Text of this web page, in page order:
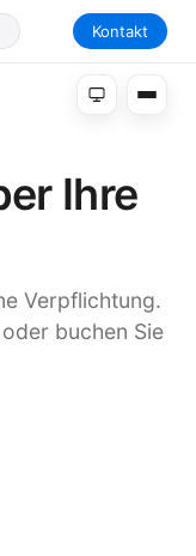
Kontakt
Ihre
Verpflichtung.
buchen Sie